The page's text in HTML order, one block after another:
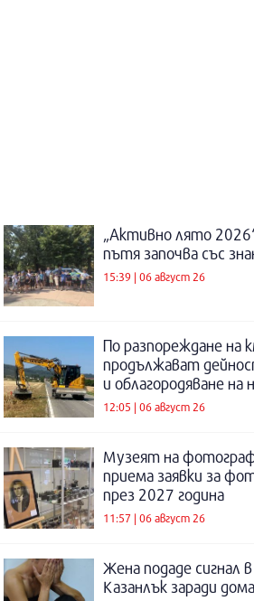
„Активно лято
пътя започва със
15:39 | 06 август 26
По разпореждане на
продължават
и облагородяване
12:05 | 06 август 26
Музеят на
приема заявки за
през 2027 година
11:57 | 06 август 26
Жена подаде сигнал
Казанлък заради